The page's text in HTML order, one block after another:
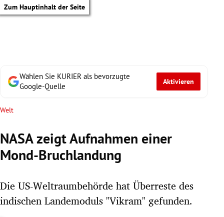
Zum Hauptinhalt der Seite
Wählen Sie KURIER als bevorzugte
Google-Quelle
Aktivieren
Welt
NASA zeigt Aufnahmen einer
Mond-Bruchlandung
Die US-Weltraumbehörde hat Überreste des
indischen Landemoduls "Vikram" gefunden.